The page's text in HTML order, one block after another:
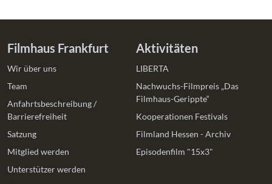
Filmhaus Frankfurt
Wir über uns
Team
Anfahrtsbeschreibung /
Barrierefreiheit
Satzung
Mitglied werden
Unterstützer werden
Aktivitäten
LIBERTA
Nachwuchs-Filmpreis „Das
Filmhaus-Gerippte“
Kooperationen Festivals
Filmland Hessen - Archiv
Episodenfilm "15x3"